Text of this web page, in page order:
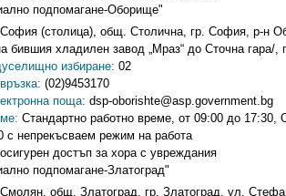
подпомагане-Оборище"
(столица), общ. Столична, гр. София, р-н
бившия хладилен завод „Мраз“ до Сточна гара/,
избиране: 02
(02)9453170
поща: dsp-oborishte@asp.government.bg
Стандартно работно време, от 09:00 до
с непрекъсваем режим на работа
достъп за хора с увреждания
подпомагане-Златоград"
общ. Златоград, гр. Златоград, ул.